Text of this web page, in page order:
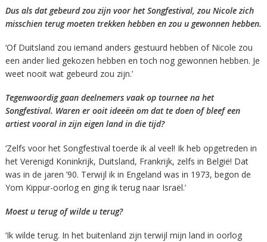
Dus als dat gebeurd zou zijn voor het Songfestival, zou Nicole zich
misschien terug moeten trekken hebben en zou u gewonnen hebben.
‘Of Duitsland zou iemand anders gestuurd hebben of Nicole zou
een ander lied gekozen hebben en toch nog gewonnen hebben. Je
weet nooit wat gebeurd zou zijn.’
Tegenwoordig gaan deelnemers vaak op tournee na het
Songfestival. Waren er ooit ideeën om dat te doen of bleef een
artiest vooral in zijn eigen land in die tijd?
‘Zelfs voor het Songfestival toerde ik al veel! Ik heb opgetreden in
het Verenigd Koninkrijk, Duitsland, Frankrijk, zelfs in België! Dat
was in de jaren ’90. Terwijl ik in Engeland was in 1973, begon de
Yom Kippur-oorlog en ging ik terug naar Israël.’
Moest u terug of wilde u terug?
‘Ik wilde terug. In het buitenland zijn terwijl mijn land in oorlog